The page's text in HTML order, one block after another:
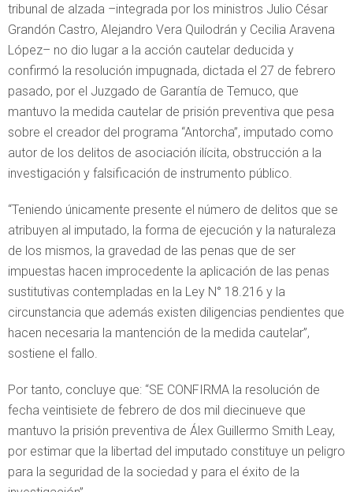
tribunal de alzada –integrada por los ministros Julio César
Grandón Castro, Alejandro Vera Quilodrán y Cecilia Aravena
López– no dio lugar a la acción cautelar deducida y
confirmó la resolución impugnada, dictada el 27 de febrero
pasado, por el Juzgado de Garantía de Temuco, que
mantuvo la medida cautelar de prisión preventiva que pesa
sobre el creador del programa “Antorcha”, imputado como
autor de los delitos de asociación ilícita, obstrucción a la
investigación y falsificación de instrumento público.
“Teniendo únicamente presente el número de delitos que se
atribuyen al imputado, la forma de ejecución y la naturaleza
de los mismos, la gravedad de las penas que de ser
impuestas hacen improcedente la aplicación de las penas
sustitutivas contempladas en la Ley N° 18.216 y la
circunstancia que además existen diligencias pendientes que
hacen necesaria la mantención de la medida cautelar”,
sostiene el fallo.
Por tanto, concluye que: “SE CONFIRMA la resolución de
fecha veintisiete de febrero de dos mil diecinueve que
mantuvo la prisión preventiva de Álex Guillermo Smith Leay,
por estimar que la libertad del imputado constituye un peligro
para la seguridad de la sociedad y para el éxito de la